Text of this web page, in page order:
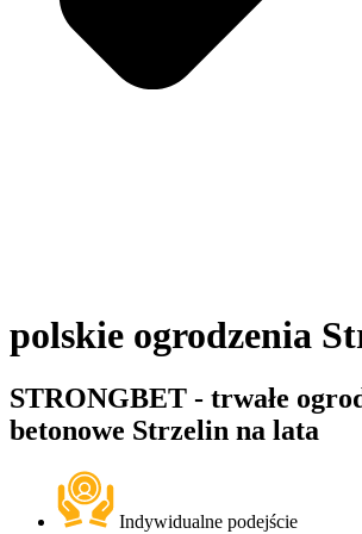
polskie ogrodzenia
STRONGBET - trwałe
betonowe Strzelin na lata
Indywidualne podejście